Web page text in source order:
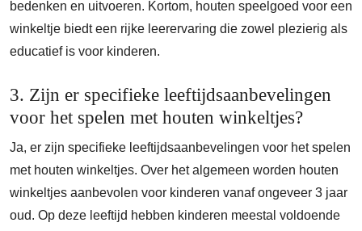
bedenken en uitvoeren. Kortom, houten speelgoed voor een
winkeltje biedt een rijke leerervaring die zowel plezierig als
educatief is voor kinderen.
3. Zijn er specifieke leeftijdsaanbevelingen
voor het spelen met houten winkeltjes?
Ja, er zijn specifieke leeftijdsaanbevelingen voor het spelen
met houten winkeltjes. Over het algemeen worden houten
winkeltjes aanbevolen voor kinderen vanaf ongeveer 3 jaar
oud. Op deze leeftijd hebben kinderen meestal voldoende